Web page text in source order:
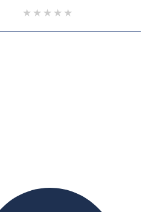
4 stars
3 stars
2 stars
1 star